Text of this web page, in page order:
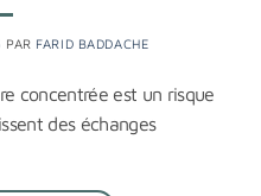
PAR FARID BADDACHE
concentrée est un risque
des échanges